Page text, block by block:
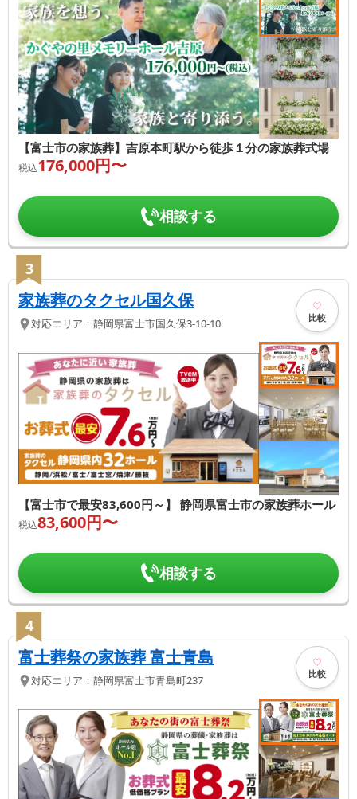
【富士市の家族葬】吉原本町駅から徒歩１分の家族葬式場
税込176,000円〜
相談する
3
家族葬のタクセル国久保
対応エリア： 静岡県富士市国久保3-10-10 比較
【富士市で最安83,600円～】 静岡県富士市の家族葬ホール
税込83,600円〜
相談する
4
富士葬祭の家族葬 富士青島
対応エリア： 静岡県富士市青島町237 比較